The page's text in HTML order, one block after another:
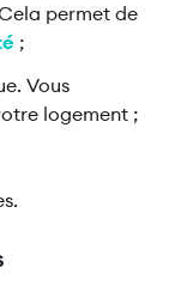
permet de
;
Vous
logement ;